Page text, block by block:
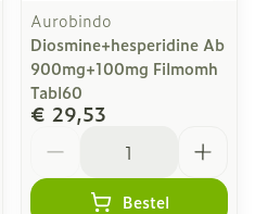
Aurobindo
Diosmine+hesperidine Ab
900mg+100mg Filmomh
Tabl60
€ 29,53
Bestel